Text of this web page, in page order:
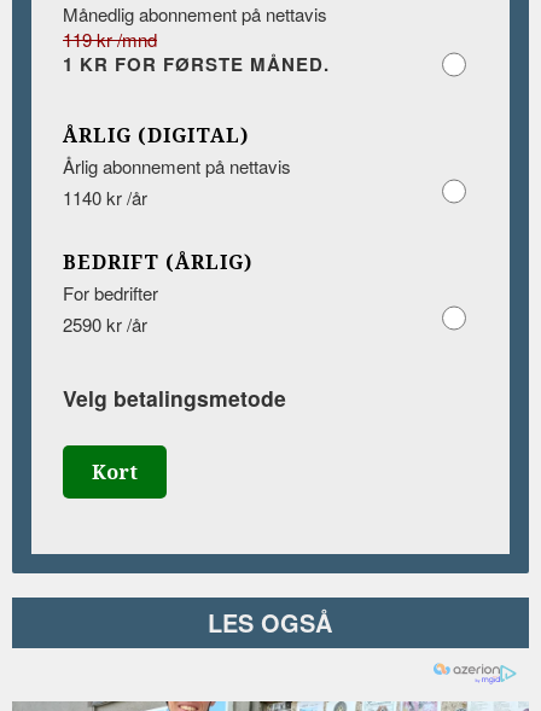
Månedlig abonnement på nettavis
119 kr /mnd
1 KR FOR FØRSTE MÅNED.
ÅRLIG (DIGITAL)
Årlig abonnement på nettavis
1140 kr /år
BEDRIFT (ÅRLIG)
For bedrifter
2590 kr /år
Velg betalingsmetode
Kort
LES OGSÅ